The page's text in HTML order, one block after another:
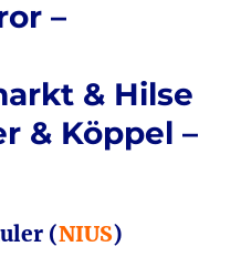
–
& Hilse
& Köppel –
(NIUS)